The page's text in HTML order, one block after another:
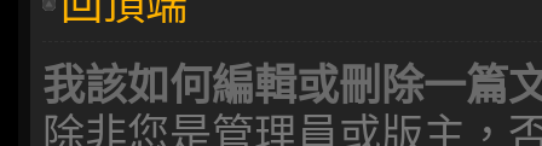
我該如何編輯或刪除一篇
除非您是管理員或版主，